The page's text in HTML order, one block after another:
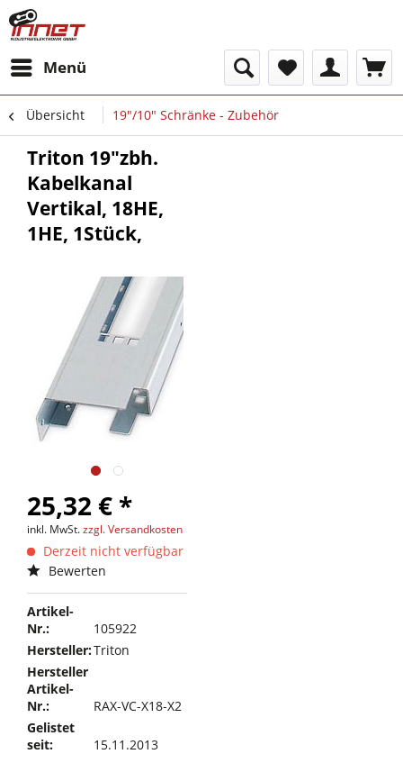
Menü
Übersicht 19"/10" Schränke - Zubehör
Triton 19"zbh.
Kabelkanal
Vertikal, 18HE,
1HE, 1Stück,
25,32 € *
inkl. MwSt.zzgl. Versandkosten
Derzeit nicht verfügbar
Bewerten
Artikel-
Nr.:
105922
Hersteller:Triton
Hersteller
Artikel-
Nr.:
RAX-VC-X18-X2
Gelistet
seit:
15.11.2013